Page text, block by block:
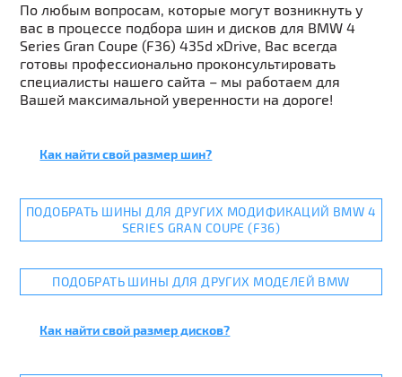
По любым вопросам, которые могут возникнуть у
вас в процессе подбора шин и дисков для BMW 4
Series Gran Coupe (F36) 435d xDrive, Вас всегда
готовы профессионально проконсультировать
специалисты нашего сайта – мы работаем для
Вашей максимальной уверенности на дороге!
Как найти свой размер шин?
ПОДОБРАТЬ ШИНЫ ДЛЯ ДРУГИХ МОДИФИКАЦИЙ BMW 4
SERIES GRAN COUPE (F36)
ПОДОБРАТЬ ШИНЫ ДЛЯ ДРУГИХ МОДЕЛЕЙ BMW
Как найти свой размер дисков?